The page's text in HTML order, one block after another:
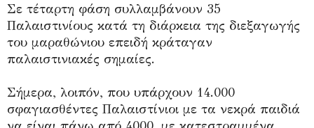
Σε τέταρτη φάση συλλαμβάνουν 35
Παλαιστινίους κατά τη διάρκεια της διεξαγωγής
του μαραθώνιου επειδή κράταγαν
παλαιστινιακές σημαίες.
Σήμερα, λοιπόν, που υπάρχουν 14.000
σφαγιασθέντες Παλαιστίνιοι με τα νεκρά παιδιά